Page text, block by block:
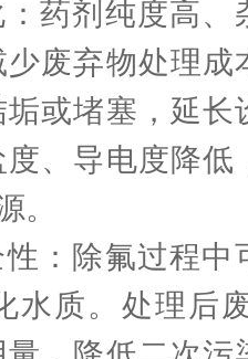
药剂纯度高、
废弃物处理成
或堵塞，延长
、导电度降低
。
：除氟过程中
水质。处理后